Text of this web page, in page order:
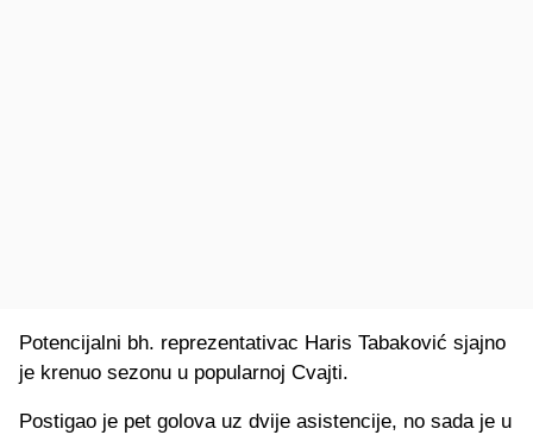
Potencijalni bh. reprezentativac Haris Tabaković sjajno
je krenuo sezonu u popularnoj Cvajti.
Postigao je pet golova uz dvije asistencije, no sada je u